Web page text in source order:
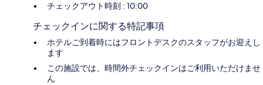
チェックアウト時刻 : 10:00
チェックインに関する特記事項
ホテルご到着時にはフロントデスクのスタッフがお迎えし
ます
この施設では、時間外チェックインはご利用いただけませ
ん